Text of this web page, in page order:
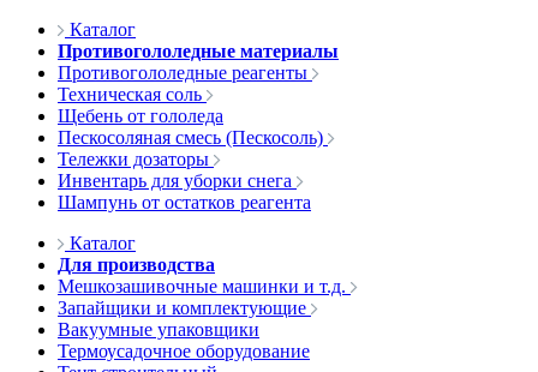
Каталог
Противогололедные материалы
Противогололедные реагенты
Техническая соль
Щебень от гололеда
Пескосоляная смесь (Пескосоль)
Тележки дозаторы
Инвентарь для уборки снега
Шампунь от остатков реагента
Каталог
Для производства
Мешкозашивочные машинки и т.д.
Запайщики и комплектующие
Вакуумные упаковщики
Термоусадочное оборудование